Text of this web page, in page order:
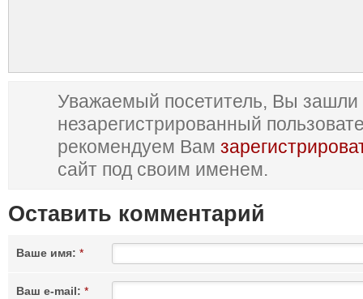
Уважаемый посетитель, Вы зашли
незарегистрированный
рекомендуем Вам
сайт под своим именем.
Оставить комментарий
Ваше имя: *
Ваш e-mail: *